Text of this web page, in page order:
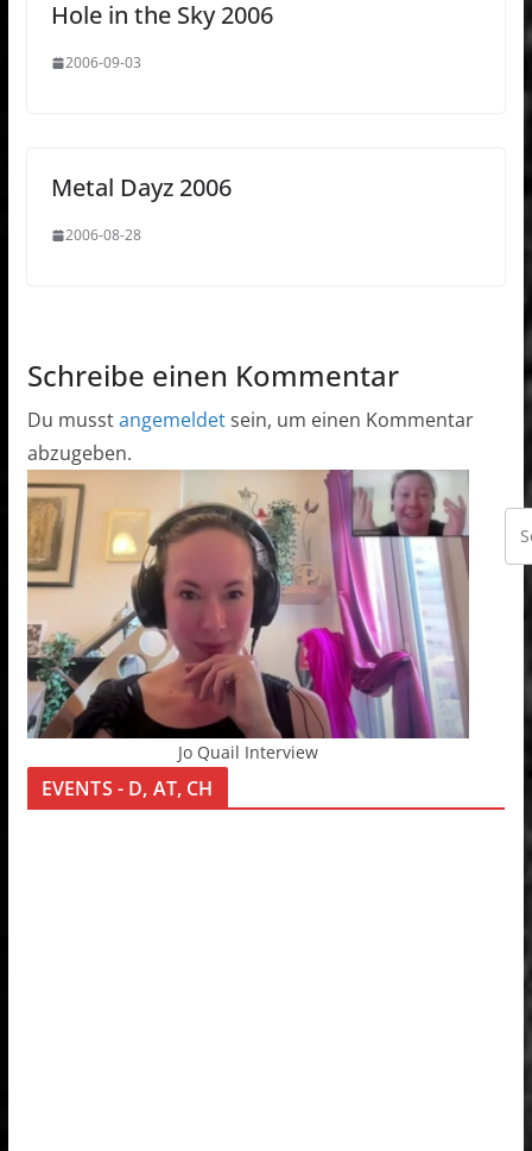
Hole in the Sky 2006
2006-09-03
Metal Dayz 2006
2006-08-28
Schreibe einen Kommentar
Du musstangemeldetsein, um einen Kommentar
abzugeben.
Jo Quail Interview
EVENTS - D, AT, CH